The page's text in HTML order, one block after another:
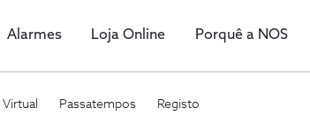
Alarmes Loja Online Porquê a NOS
Passatempos Registo